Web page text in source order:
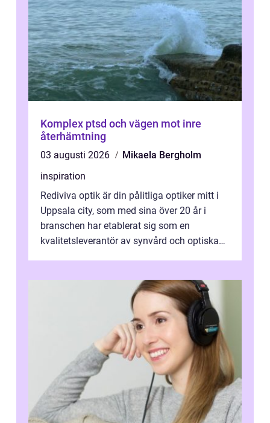
Komplex ptsd och vägen mot inre
återhämtning
03 augusti 2026
Mikaela Bergholm
inspiration
Rediviva optik är din pålitliga optiker mitt i
Uppsala city, som med sina över 20 år i
branschen har etablerat sig som en
kvalitetsleverantör av synvård och optiska